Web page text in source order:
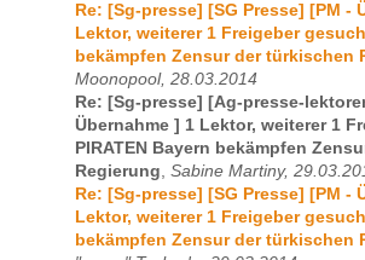
Re: [Sg-presse] [SG Presse] [PM -
Lektor, weiterer 1 Freigeber
bekämpfen Zensur der türkischen
Moonopool, 28.03.2014
Re: [Sg-presse] [Ag-presse-
Übernahme ] 1 Lektor, weiterer 1
PIRATEN Bayern bekämpfen
Regierung, Sabine Martiny,
Re: [Sg-presse] [SG Presse] [PM -
Lektor, weiterer 1 Freigeber
bekämpfen Zensur der türkischen